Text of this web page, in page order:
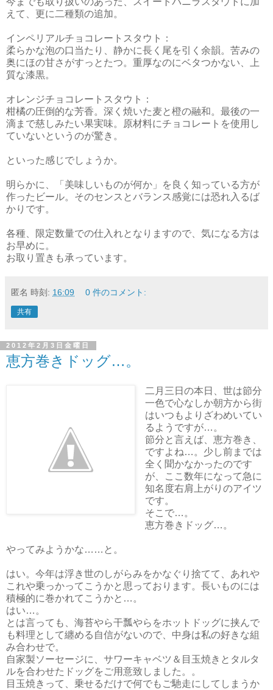
えて、更に二種類の追加。
インペリアルチョコレートスタウト：
柔らかな泡の口当たり、静かに長く尾を引く余韻。苦みの
奥にほの甘さがすっとたつ。重厚なのにベタつかない、上
質な漆黒。
オレンジチョコレートスタウト：
柑橘の圧倒的な芳香。深く焼いた麦と橙の融和。最後の一
滴まで慈しみたい果実味。原材料にチョコレートを使用し
ていないというのが驚き。
といった感じでしょうか。
明らかに、「美味しいものが何か」を良く知っている方が
作ったビール。そのセンスとバランス感覚には恐れ入るば
かりです。
各種、限定数量での仕入れとなりますので、気になる方は
お早めに。
お取り置きも承っています。
匿名 時刻: 16:09 0 件のコメント:
共有
2012年2月3日金曜日
恵方巻きドッグ…。
二月三日の本日、世は節分
一色で心なしか朝方から街
はいつもよりざわめいてい
るようですが…。
節分と言えば、恵方巻き、
ですよね…。少し前までは
全く聞かなかったのです
が、ここ数年になって急に
知名度右肩上がりのアイツ
です。
そこで…。
恵方巻きドッグ…。
やってみようかな……と。
はい。今年は浮き世のしがらみをかなぐり捨てて、あれや
これや乗っかってこうかと思っております。長いものには
積極的に巻かれてこうかと…。
はい…。
とは言っても、海苔やら干瓢やらをホットドッグに挟んで
も料理として纏める自信がないので、中身は私の好きな組
み合わせで。
自家製ソーセージに、サワーキャベツ＆目玉焼きとタルタ
ルを合わせたドッグをご用意致しました。。
目玉焼きって、乗せるだけで何でもご馳走にしてしまうか